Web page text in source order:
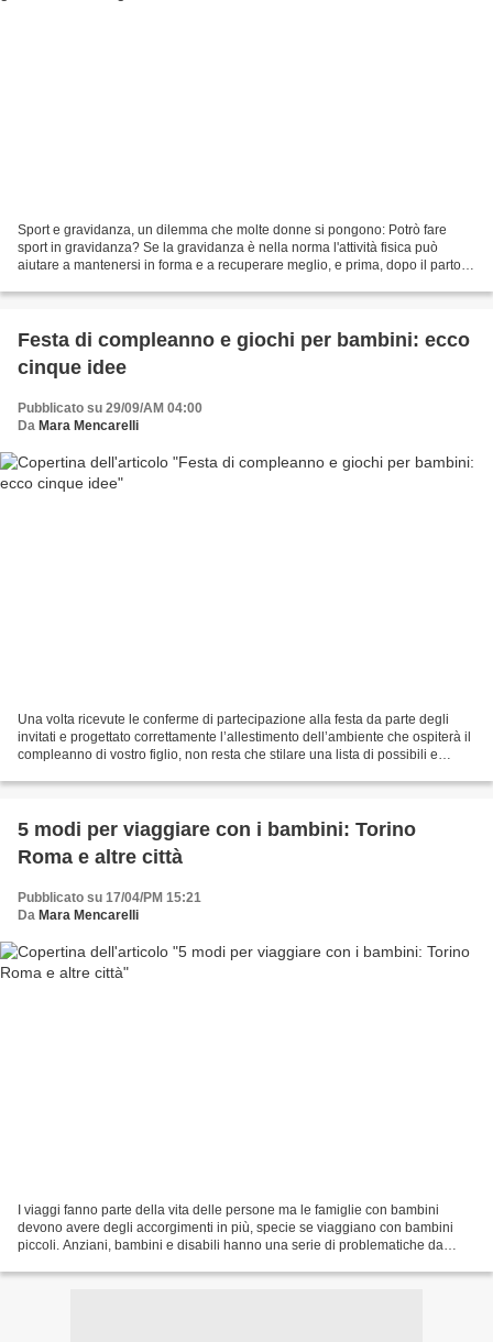
Sport e gravidanza, un dilemma che molte donne si pongono: Potrò fare
sport in gravidanza? Se la gravidanza è nella norma l'attività fisica può
aiutare a mantenersi in forma e a recuperare meglio, e prima, dopo il parto.
Festa di compleanno e giochi per bambini: ecco
cinque idee
Pubblicato su 29/09/AM 04:00
Da Mara Mencarelli
Una volta ricevute le conferme di partecipazione alla festa da parte degli
invitati e progettato correttamente l’allestimento dell’ambiente che ospiterà il
compleanno di vostro figlio, non resta che stilare una lista di possibili e
5 modi per viaggiare con i bambini: Torino
Roma e altre città
Pubblicato su 17/04/PM 15:21
Da Mara Mencarelli
I viaggi fanno parte della vita delle persone ma le famiglie con bambini
devono avere degli accorgimenti in più, specie se viaggiano con bambini
piccoli. Anziani, bambini e disabili hanno una serie di problematiche da